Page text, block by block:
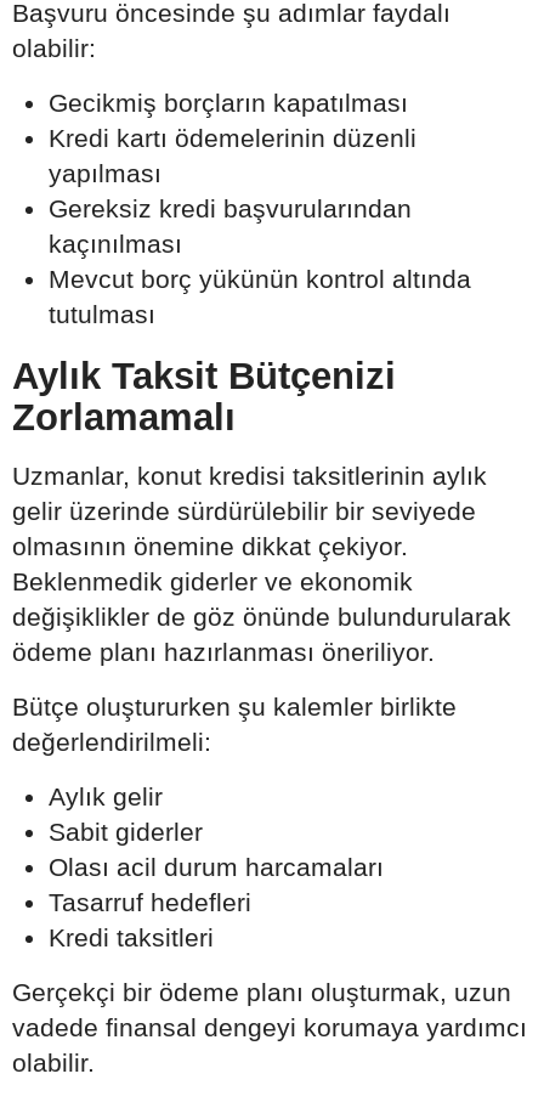
Başvuru öncesinde şu adımlar faydalı
olabilir:
Gecikmiş borçların kapatılması
Kredi kartı ödemelerinin düzenli
yapılması
Gereksiz kredi başvurularından
kaçınılması
Mevcut borç yükünün kontrol altında
tutulması
Aylık Taksit Bütçenizi
Zorlamamalı
Uzmanlar, konut kredisi taksitlerinin aylık
gelir üzerinde sürdürülebilir bir seviyede
olmasının önemine dikkat çekiyor.
Beklenmedik giderler ve ekonomik
değişiklikler de göz önünde bulundurularak
ödeme planı hazırlanması öneriliyor.
Bütçe oluştururken şu kalemler birlikte
değerlendirilmeli:
Aylık gelir
Sabit giderler
Olası acil durum harcamaları
Tasarruf hedefleri
Kredi taksitleri
Gerçekçi bir ödeme planı oluşturmak, uzun
vadede finansal dengeyi korumaya yardımcı
olabilir.